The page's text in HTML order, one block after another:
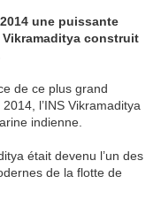
une puissante
construit
de ce plus grand
l’INS Vikramaditya
indienne.
était devenu l’un des
de la flotte de